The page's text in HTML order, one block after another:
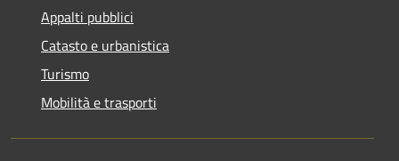
Appalti pubblici
Catasto e urbanistica
Turismo
Mobilità e trasporti